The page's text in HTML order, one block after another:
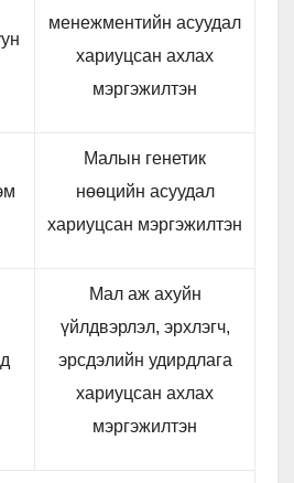
менежментийн асуудал
хариуцсан ахлах
мэргэжилтэн
Малын генетик
нөөцийн асуудал
хариуцсан мэргэжилтэн
Мал аж ахуйн
үйлдвэрлэл, эрхлэгч,
эрсдэлийн удирдлага
хариуцсан ахлах
мэргэжилтэн